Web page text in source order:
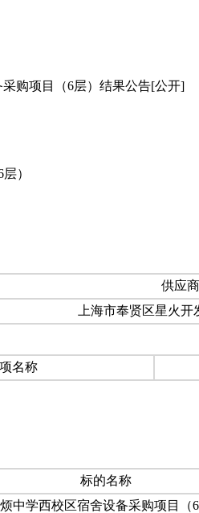
购项目（6层）结果公告[公开]
）
供应
上海市奉贤区星火
名称
标的名称
中学西校区宿舍设备采购项目（6